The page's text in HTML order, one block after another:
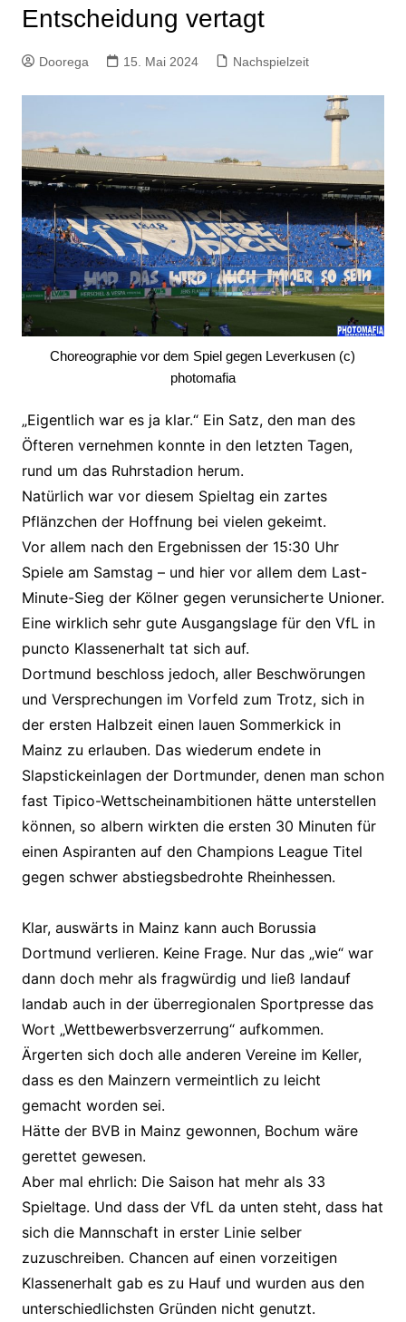
Entscheidung vertagt
Doorega 15. Mai 2024 Nachspielzeit
Choreographie vor dem Spiel gegen Leverkusen (c)
photomafia
„Eigentlich war es ja klar.“ Ein Satz, den man des
Öfteren vernehmen konnte in den letzten Tagen,
rund um das Ruhrstadion herum.
Natürlich war vor diesem Spieltag ein zartes
Pflänzchen der Hoffnung bei vielen gekeimt.
Vor allem nach den Ergebnissen der 15:30 Uhr
Spiele am Samstag – und hier vor allem dem Last-
Minute-Sieg der Kölner gegen verunsicherte Unioner.
Eine wirklich sehr gute Ausgangslage für den VfL in
puncto Klassenerhalt tat sich auf.
Dortmund beschloss jedoch, aller Beschwörungen
und Versprechungen im Vorfeld zum Trotz, sich in
der ersten Halbzeit einen lauen Sommerkick in
Mainz zu erlauben. Das wiederum endete in
Slapstickeinlagen der Dortmunder, denen man schon
fast Tipico-Wettscheinambitionen hätte unterstellen
können, so albern wirkten die ersten 30 Minuten für
einen Aspiranten auf den Champions League Titel
gegen schwer abstiegsbedrohte Rheinhessen.
Klar, auswärts in Mainz kann auch Borussia
Dortmund verlieren. Keine Frage. Nur das „wie“ war
dann doch mehr als fragwürdig und ließ landauf
landab auch in der überregionalen Sportpresse das
Wort „Wettbewerbsverzerrung“ aufkommen.
Ärgerten sich doch alle anderen Vereine im Keller,
dass es den Mainzern vermeintlich zu leicht
gemacht worden sei.
Hätte der BVB in Mainz gewonnen, Bochum wäre
gerettet gewesen.
Aber mal ehrlich: Die Saison hat mehr als 33
Spieltage. Und dass der VfL da unten steht, dass hat
sich die Mannschaft in erster Linie selber
zuzuschreiben. Chancen auf einen vorzeitigen
Klassenerhalt gab es zu Hauf und wurden aus den
unterschiedlichsten Gründen nicht genutzt.